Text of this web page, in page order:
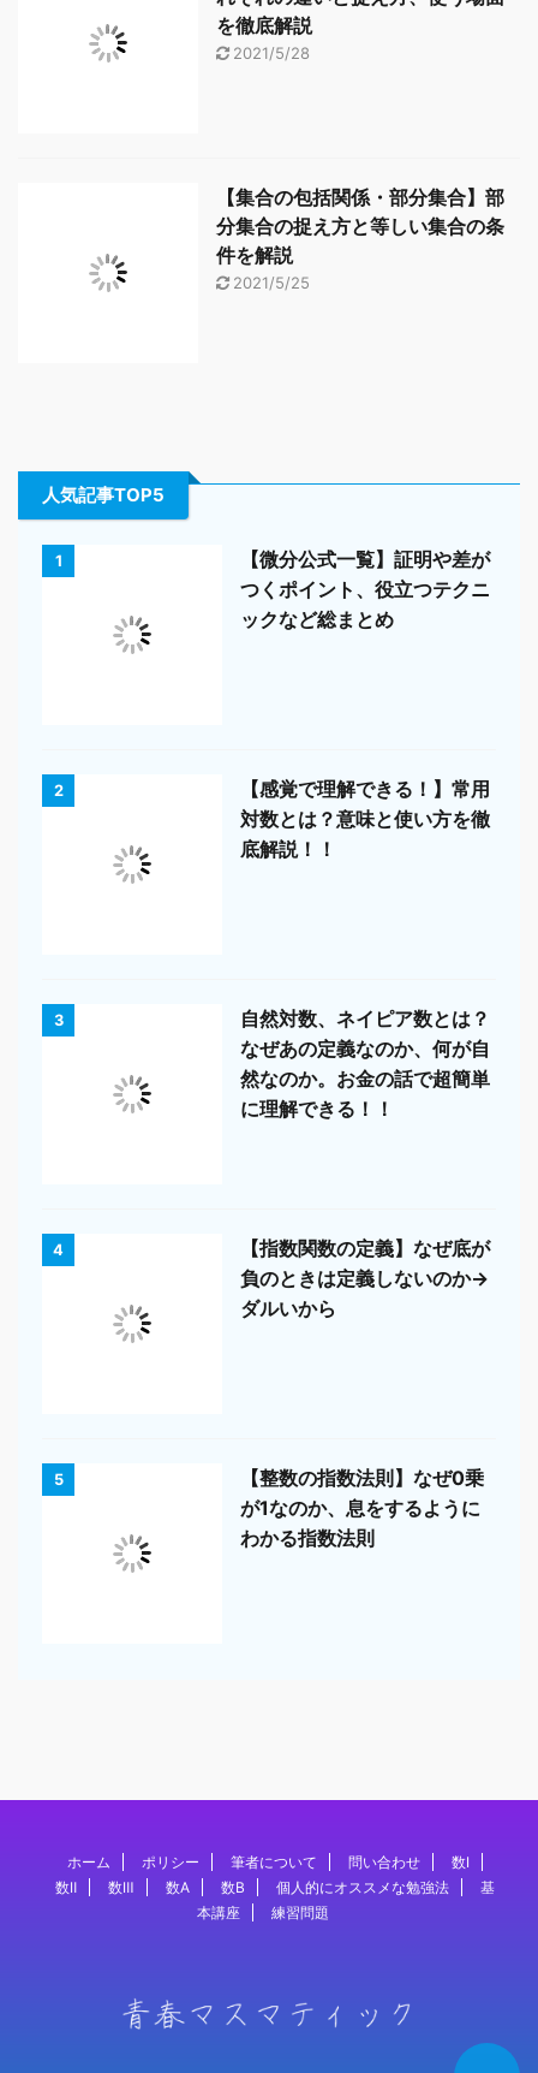
を徹底解説
2021/5/28
【集合の包括関係・部分集合】部
分集合の捉え方と等しい集合の条
件を解説
2021/5/25
人気記事TOP5
1
【微分公式一覧】証明や差が
つくポイント、役立つテクニ
ックなど総まとめ
2
【感覚で理解できる！】常用
対数とは？意味と使い方を徹
底解説！！
3
自然対数、ネイピア数とは？
なぜあの定義なのか、何が自
然なのか。お金の話で超簡単
に理解できる！！
4
【指数関数の定義】なぜ底が
負のときは定義しないのか→
ダルいから
5
【整数の指数法則】なぜ0乗
が1なのか、息をするように
わかる指数法則
ホーム ポリシー 筆者について 問い合わせ
数Ⅰ
数Ⅱ
数Ⅲ 数A 数B 個人的にオススメな勉強法
基
本講座
練習問題